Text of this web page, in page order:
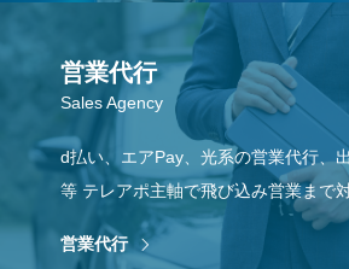
営業代行
Sales Agency
d払い、エアPay、光系の営業代行、
等 テレアポ主軸で飛び込み営業まで
営業代行